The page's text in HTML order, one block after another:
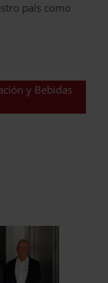
país como
y Bebidas